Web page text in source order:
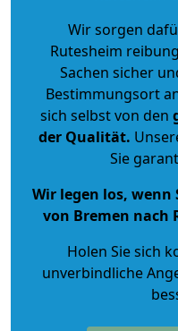
Wir sorgen
Rutesheim
Sachen sicher
Bestimmungsort
sich selbst von den
der Qualität.
Sie
Wir legen los, wenn
von Bremen nach
Holen Sie sich
unverbindliche